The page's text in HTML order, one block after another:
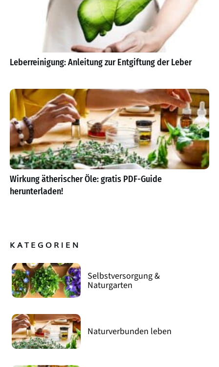
Leberreinigung: Anleitung zur Entgiftung der Leber
Wirkung ätherischer Öle: gratis PDF-Guide
herunterladen!
KATEGORIEN
Selbstversorgung &
Naturgarten
Naturverbunden leben